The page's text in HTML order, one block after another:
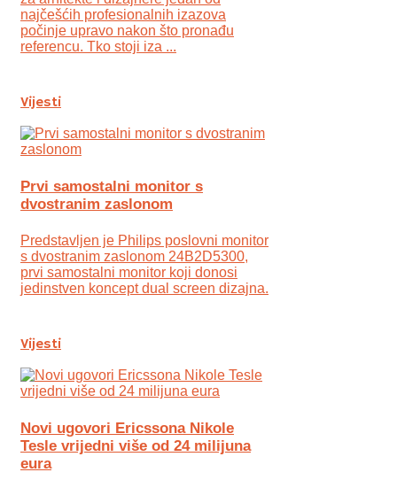
najčešćih profesionalnih izazova
počinje upravo nakon što pronađu
referencu. Tko stoji iza ...
Vijesti
Prvi samostalni monitor s
dvostranim zaslonom
Predstavljen je Philips poslovni monitor
s dvostranim zaslonom 24B2D5300,
prvi samostalni monitor koji donosi
jedinstven koncept dual screen dizajna.
Vijesti
Novi ugovori Ericssona Nikole
Tesle vrijedni više od 24 milijuna
eura